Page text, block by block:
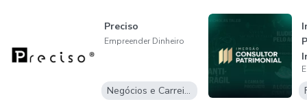
Preciso
Empreender Dinheiro
Negócios e Carreira